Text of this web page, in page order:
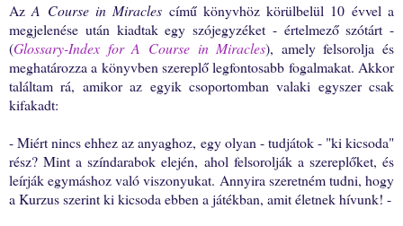
AzA Course in Miracles című könyvhöz körülbelül 10 évvel a
megjelenése után kiadtak egy szójegyzéket - értelmező szótárt -
(Glossary-Index for A Course in Miracles), amely felsorolja és
meghatározza a könyvben szereplő legfontosabb fogalmakat. Akkor
találtam rá, amikor az egyik csoportomban valaki egyszer csak
kifakadt:
- Miért nincs ehhez az anyaghoz, egy olyan - tudjátok - "ki kicsoda"
rész? Mint a színdarabok elején, ahol felsorolják a szereplőket, és
leírják egymáshoz való viszonyukat. Annyira szeretném tudni, hogy
a Kurzus szerint ki kicsoda ebben a játékban, amit életnek hívunk! -